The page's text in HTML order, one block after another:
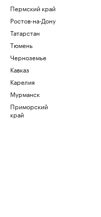
Пермский край
Ростов-на-Дону
Татарстан
Тюмень
Черноземье
Кавказ
Карелия
Мурманск
Приморский
край